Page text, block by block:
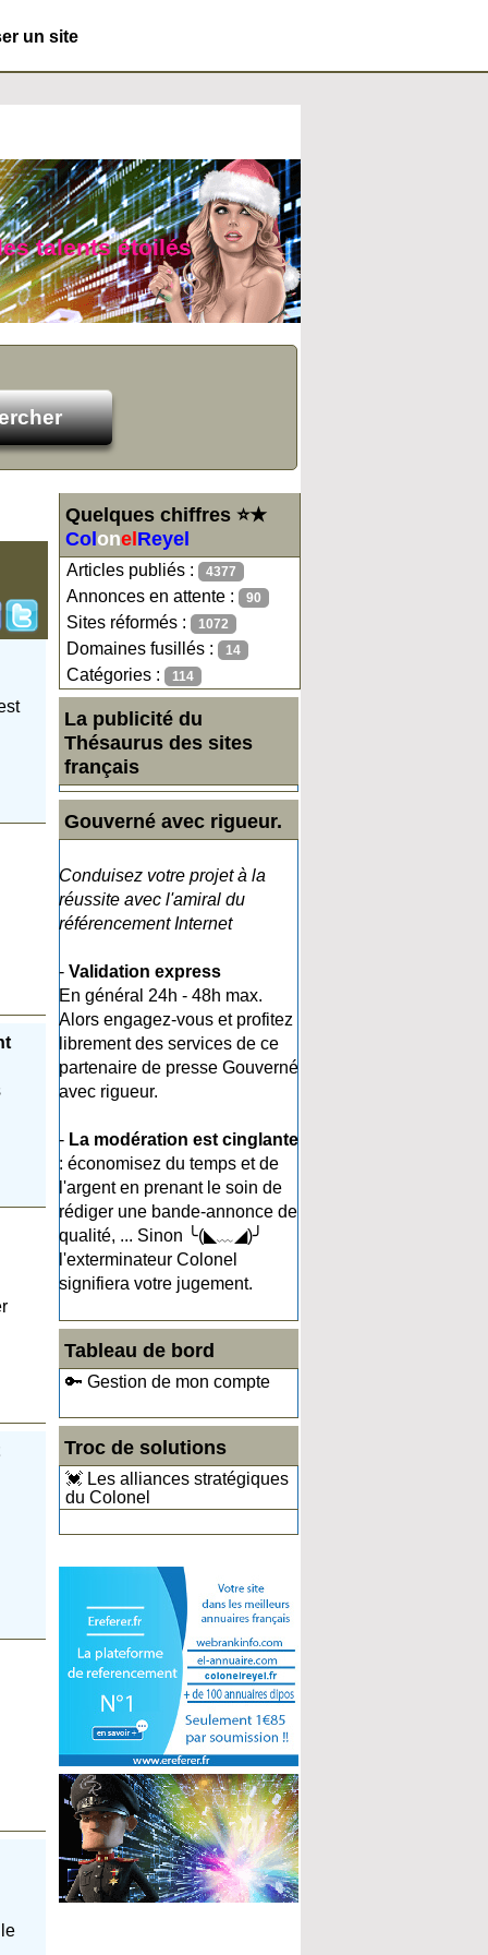
un site
talents étoilés
Quelques chiffres ⭐★
Col onel Reyel
Articles publiés : 4377
Annonces en attente : 90
Sites réformés : 1072
Domaines fusillés : 14
Catégories : 114
La publicité du
Thésaurus des sites
français
Gouverné avec rigueur.
Conduisez votre projet à la
réussite avec l'amiral du
référencement Internet
- Validation express
En général 24h - 48h max.
Alors engagez-vous et profitez
librement des services de ce
partenaire de presse Gouverné
avec rigueur.
- La modération est cinglante
: économisez du temps et de
l'argent en prenant le soin de
rédiger une bande-annonce de
qualité, ... Sinon ╰(◣﹏◢)╯
l'exterminateur Colonel
signifiera votre jugement.
Tableau de bord
🔑 Gestion de mon compte
Troc de solutions
💓 Les alliances stratégiques
du Colonel